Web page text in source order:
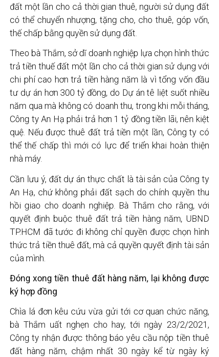
đất một lần cho cả thời gian thuê, người sử dụng đất
có thể chuyển nhượng, tặng cho, cho thuê, góp vốn,
thế chấp bằng quyền sử dụng đất.
Theo bà Thắm, sở dĩ doanh nghiệp lựa chọn hình thức
trả tiền thuế đất một lần cho cả thời gian sử dụng với
chi phí cao hơn trả tiền hàng năm là vì tổng vốn đầu
tư dự án hơn 300 tỷ đồng, do Dự án tê liệt suốt nhiều
năm qua mà không có doanh thu, trong khi mỗi tháng,
Công ty An Hạ phải trả hơn 1 tỷ đồng tiền lãi, nên kiệt
quệ. Nếu được thuê đất trả tiền một lần, Công ty có
thể thế chấp thì mới có lực để triển khai hoàn thiện
nhà máy.
Cần lưu ý, đất dự án thực chất là tài sản của Công ty
An Hạ, chứ không phải đất sạch do chính quyền thu
hồi giao cho doanh nghiệp. Bà Thắm cho rằng, với
quyết định buộc thuê đất trả tiền hàng năm, UBND
TP.HCM đã tước đi không chỉ quyền được chọn hình
thức trả tiền thuê đất, mà cả quyền quyết định tài sản
của mình.
Đóng xong tiền thuê đất hàng năm, lại không được
ký hợp đồng
Chìa lá đơn kêu cứu vừa gửi tới cơ quan chức năng,
bà Thắm uất nghẹn cho hay, tới ngày 23/2/2021,
Công ty nhận được thông báo yêu cầu nộp tiền thuê
đất hàng năm, chậm nhất 30 ngày kể từ ngày ký